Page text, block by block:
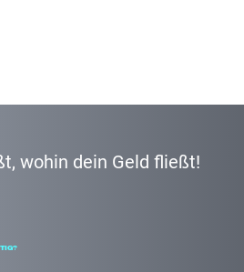
wohin dein Geld fließt!